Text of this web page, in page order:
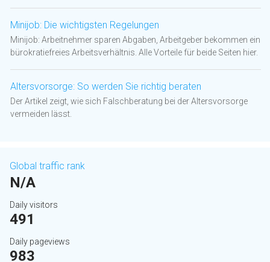
Minijob: Die wichtigsten Regelungen
Minijob: Arbeitnehmer sparen Abgaben, Arbeitgeber bekommen ein
bürokratiefreies Arbeitsverhältnis. Alle Vorteile für beide Seiten hier.
Altersvorsorge: So werden Sie richtig beraten
Der Artikel zeigt, wie sich Falschberatung bei der Altersvorsorge
vermeiden lässt.
Global traffic rank
N/A
Daily visitors
491
Daily pageviews
983